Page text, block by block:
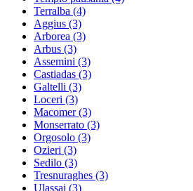
Terralba (4)
Aggius (3)
Arborea (3)
Arbus (3)
Assemini (3)
Castiadas (3)
Galtelli (3)
Loceri (3)
Macomer(3)
Monserrato (3)
Orgosolo (3)
Ozieri (3)
Sedilo (3)
Tresnuraghes (3)
Ulassai (3)